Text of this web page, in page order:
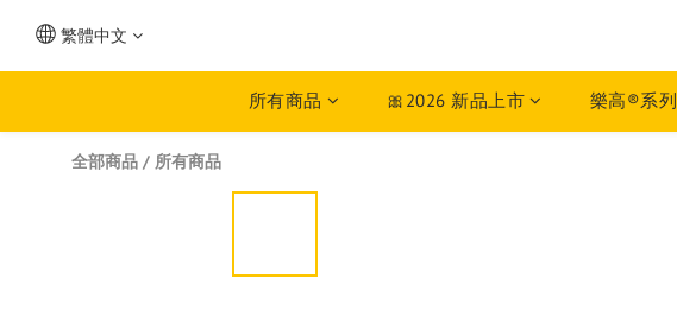
繁體中文
所有商品 🎀2026 新品上市 樂高®系列
全部商品 / 所有商品